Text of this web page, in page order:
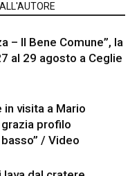
– Il Bene Comune”, la
al 29 agosto a Ceglie
in visita a Mario
profilo
/ Video